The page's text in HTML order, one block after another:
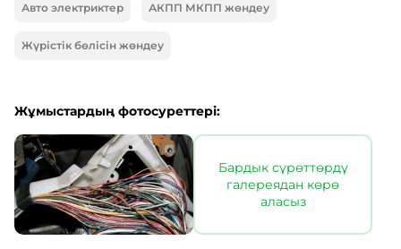
Авто электриктер АКПП МКПП жөндеу
Жүрістік бөлісін жөндеу
Жұмыстардың фотосуреттері:
Бардык сүрөттөрдү
галереядан көрө
аласыз